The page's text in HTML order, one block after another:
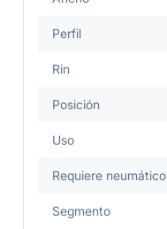
Perfil
Rin
Posición
Uso
Requiere neumático
Segmento